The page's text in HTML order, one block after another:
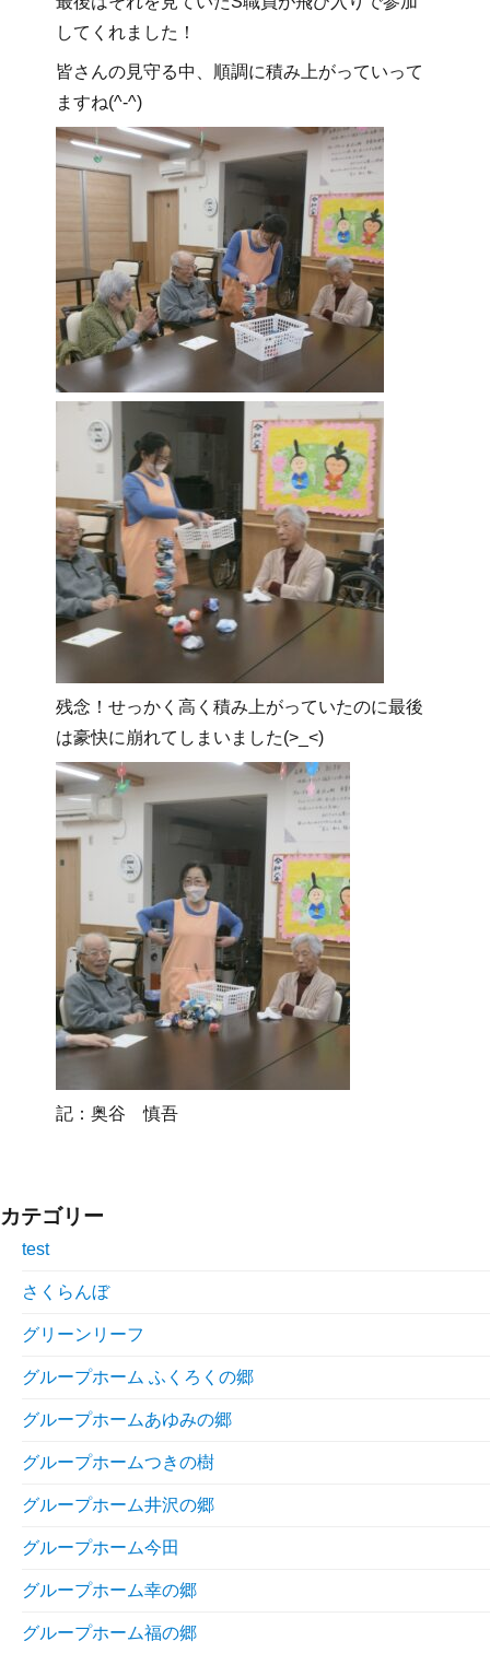
してくれました！
皆さんの見守る中、順調に積み上がっていって
ますね(^-^)
残念！せっかく高く積み上がっていたのに最後
は豪快に崩れてしまいました(>_<)
記：奥谷 慎吾
カテゴリー
test
さくらんぼ
グリーンリーフ
グループホーム ふくろくの郷
グループホームあゆみの郷
グループホームつきの樹
グループホーム井沢の郷
グループホーム今田
グループホーム幸の郷
グループホーム福の郷